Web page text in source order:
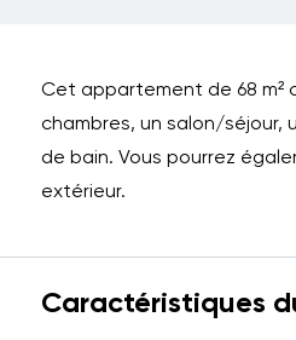
Cet appartement de 68 m²
chambres, un salon/séjour,
de bain. Vous pourrez
extérieur.
Caractéristiques